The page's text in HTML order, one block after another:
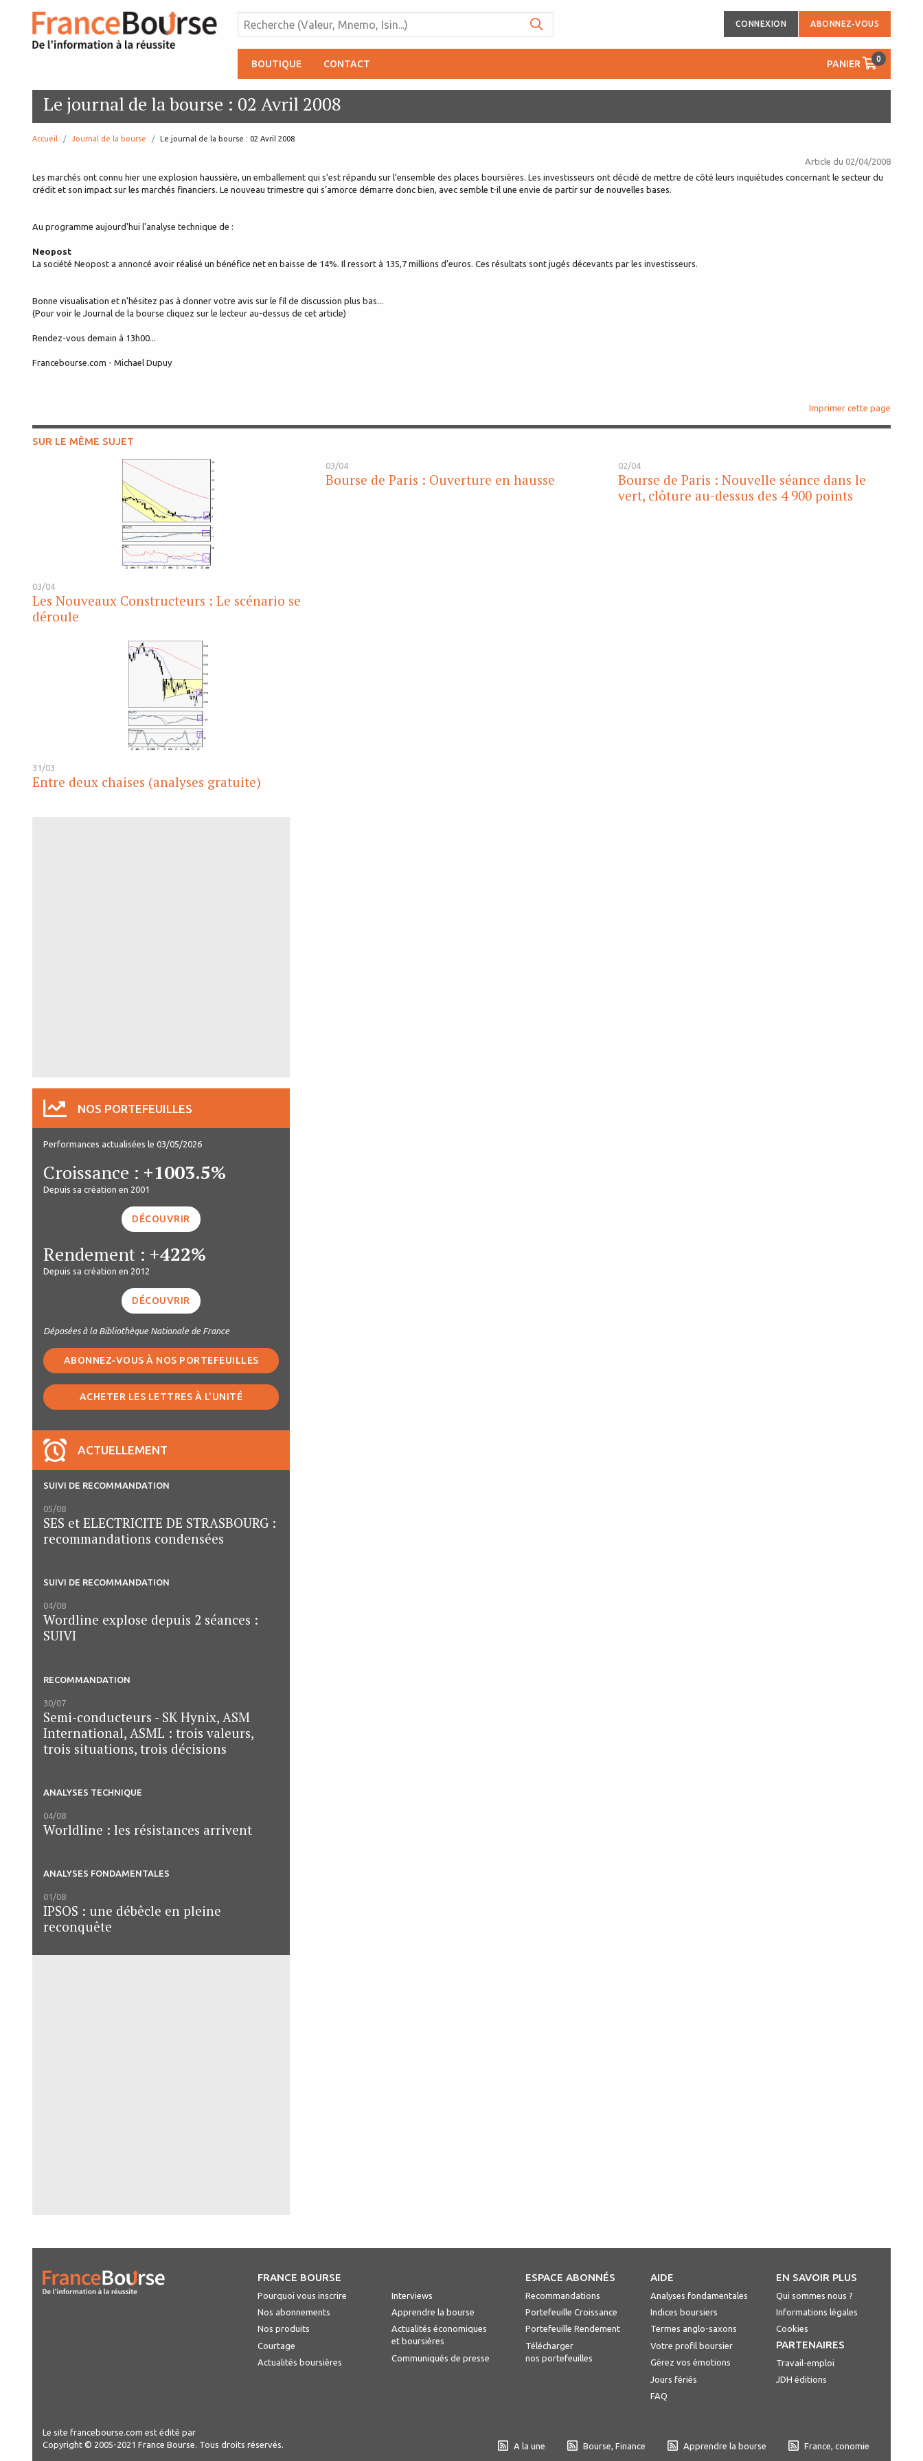
CONNEXION ABONNEZ-VOUS
BOUTIQUE CONTACT PANIER 0
Le journal de la bourse : 02 Avril 2008
Accueil Journal de la bourse page:
Le journal de la bourse : 02 Avril 2008
Article du 02/04/2008
Les marchés ont connu hier une explosion haussière, un emballement qui s’est répandu sur l’ensemble des places boursières. Les investisseurs ont décidé de mettre de côté leurs inquiétudes concernant le secteur du
crédit et son impact sur les marchés financiers. Le nouveau trimestre qui s’amorce démarre donc bien, avec semble t-il une envie de partir sur de nouvelles bases.
Au programme aujourd'hui l'analyse technique de :
Neopost
La société Neopost a annoncé avoir réalisé un bénéfice net en baisse de 14%. Il ressort à 135,7 millions d’euros. Ces résultats sont jugés décevants par les investisseurs.
Bonne visualisation et n'hésitez pas à donner votre avis sur le fil de discussion plus bas...
(Pour voir le Journal de la bourse cliquez sur le lecteur au-dessus de cet article)
Rendez-vous demain à 13h00...
Francebourse.com - Michael Dupuy
Imprimer cette page
SUR LE MÊME SUJET
03/04
Les Nouveaux Constructeurs : Le scénario se
déroule
03/04
Bourse de Paris : Ouverture en hausse
02/04
Bourse de Paris : Nouvelle séance dans le
vert, clôture au-dessus des 4 900 points
31/03
Entre deux chaises (analyses gratuite)
NOS PORTEFEUILLES
Performances actualisées le 03/05/2026
Croissance : +1003.5%
Depuis sa création en 2001
DÉCOUVRIR
Rendement : +422%
Depuis sa création en 2012
DÉCOUVRIR
Déposées à la Bibliothèque Nationale de France
ABONNEZ-VOUS À NOS PORTEFEUILLES
ACHETER LES LETTRES À L'UNITÉ
ACTUELLEMENT
SUIVI DE RECOMMANDATION
05/08
SES et ELECTRICITE DE STRASBOURG :
recommandations condensées
SUIVI DE RECOMMANDATION
04/08
Wordline explose depuis 2 séances :
SUIVI
RECOMMANDATION
30/07
Semi-conducteurs - SK Hynix, ASM
International, ASML : trois valeurs,
trois situations, trois décisions
ANALYSES TECHNIQUE
04/08
Worldline : les résistances arrivent
ANALYSES FONDAMENTALES
01/08
IPSOS : une débêcle en pleine
reconquête
FRANCE BOURSE
Pourquoi vous inscrire
Nos abonnements
Nos produits
Courtage
Actualités boursières
Interviews
Apprendre la bourse
Actualités économiques
et boursières
Communiqués de presse
ESPACE ABONNÉS
Recommandations
Portefeuille Croissance
Portefeuille Rendement
Télécharger
nos portefeuilles
AIDE
Analyses fondamentales
Indices boursiers
Termes anglo-saxons
Votre profil boursier
Gérez vos émotions
Jours fériés
FAQ
EN SAVOIR PLUS
Qui sommes nous ?
Informations légales
Cookies
PARTENAIRES
Travail-emploi
JDH éditions
Le site francebourse.com est édité par
Copyright © 2005-2021 France Bourse. Tous droits réservés.
A la une Bourse, Finance Apprendre la bourse France, conomie